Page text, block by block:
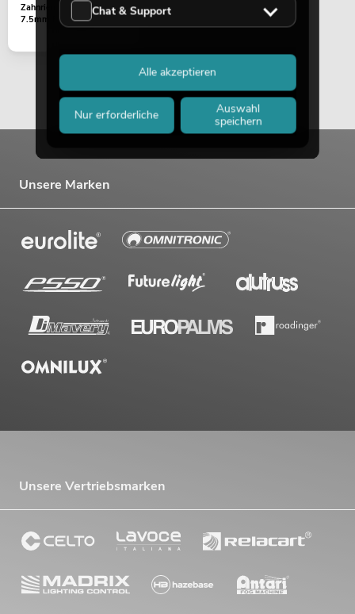
Zahnriemen 432-3M-
7.5mm EYE-1940
Unsere Marken
Unsere Vertriebsmarken
Chat & Support
Nur erforderliche
Auswahl
speichern
Alle akzeptieren